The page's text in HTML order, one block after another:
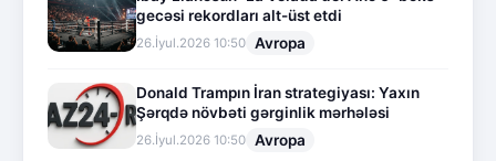
gecəsi rekordları alt-üst etdi
26.İyul.2026 10:50 Avropa
Donald Trampın İran strategiyası: Yaxın
Şərqdə növbəti gərginlik mərhələsi
26.İyul.2026 10:50 Avropa